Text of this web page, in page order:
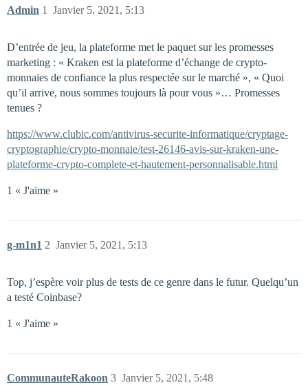
Admin Janvier 5, 2021, 5:13
1
D’entrée de jeu, la plateforme met le paquet sur les promesses
marketing : « Kraken est la plateforme d’échange de crypto-
monnaies de confiance la plus respectée sur le marché », « Quoi
qu’il arrive, nous sommes toujours là pour vous »… Promesses
tenues ?
https://www.clubic.com/antivirus-securite-informatique/cryptage-
cryptographie/crypto-monnaie/test-26146-avis-sur-kraken-une-
plateforme-crypto-complete-et-hautement-personnalisable.html
1 « J'aime »
g-m1n1 Janvier 5, 2021, 5:13
2
Top, j’espère voir plus de tests de ce genre dans le futur. Quelqu’un
a testé Coinbase?
1 « J'aime »
CommunauteRakoon Janvier 5, 2021, 5:48
3